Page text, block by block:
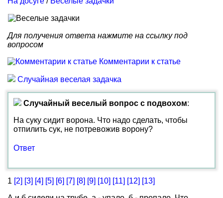
Для получения ответа нажмите на ссылку под
вопросом
Комментарии к статье
Случайная веселая задачка
Случайный веселый вопрос с подвохом:
На суку сидит ворона. Что надо сделать, чтобы
отпилить сук, не потревожив ворону?
Ответ
1 [2] [3] [4] [5] [6] [7] [8] [9] [10] [11] [12] [13]